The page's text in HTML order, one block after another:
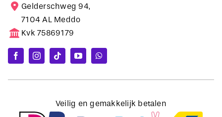
Gelderschweg 94,
7104 AL Meddo
Kvk 75869179
Veilig en gemakkelijk betalen